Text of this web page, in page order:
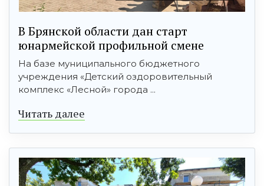
В Брянской области дан старт
юнармейской профильной смене
На базе муниципального бюджетного
учреждения «Детский оздоровительный
комплекс «Лесной» города ...
Читать далее